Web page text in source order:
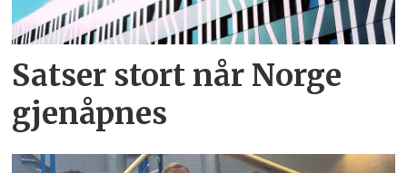
Satser stort når Norge
gjenåpnes